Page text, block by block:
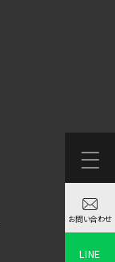
お問い合わせ
LINE